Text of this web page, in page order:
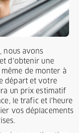
nous avons
d'obtenir une
de monter à
départ et votre
un prix estimatif
le trafic et l'heure
vos déplacements